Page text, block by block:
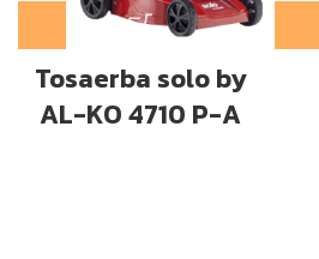
Tosaerba solo by
AL-KO 4710 P-A